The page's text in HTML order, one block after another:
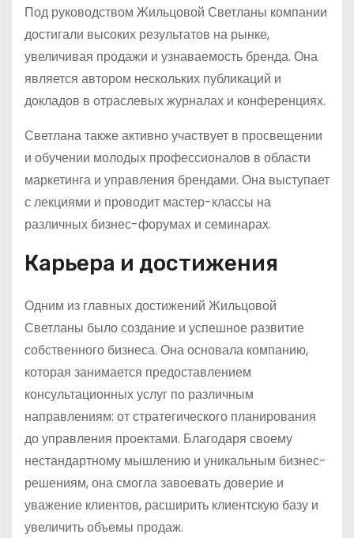
Под руководством Жильцовой Светланы компании
достигали высоких результатов на рынке,
увеличивая продажи и узнаваемость бренда. Она
является автором нескольких публикаций и
докладов в отраслевых журналах и конференциях.
Светлана также активно участвует в просвещении
и обучении молодых профессионалов в области
маркетинга и управления брендами. Она выступает
с лекциями и проводит мастер-классы на
различных бизнес-форумах и семинарах.
Карьера и достижения
Одним из главных достижений Жильцовой
Светланы было создание и успешное развитие
собственного бизнеса. Она основала компанию,
которая занимается предоставлением
консультационных услуг по различным
направлениям: от стратегического планирования
до управления проектами. Благодаря своему
нестандартному мышлению и уникальным бизнес-
решениям, она смогла завоевать доверие и
уважение клиентов, расширить клиентскую базу и
увеличить объемы продаж.